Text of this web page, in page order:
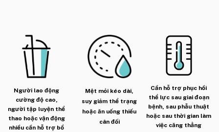
Người lao động
cường độ cao,
người tập luyện thể
thao hoặc vận động
nhiều cần hỗ trợ bổ
Mệt mỏi kéo dài,
suy giảm thể trạng
hoặc ăn uống thiếu
cân đối
Cần hỗ trợ phục hồi
thể lực sau giai đoạn
bệnh, sau phẫu thuật
hoặc sau thời gian làm
việc căng thẳng